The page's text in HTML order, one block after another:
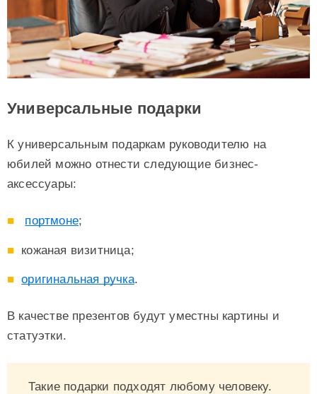
Универсальные подарки
К универсальным подаркам руководителю на
юбилей можно отнести следующие бизнес-
аксессуары:
портмоне;
кожаная визитница;
оригинальная ручка.
В качестве презентов будут уместны картины и
статуэтки.
Такие подарки подходят любому человеку.